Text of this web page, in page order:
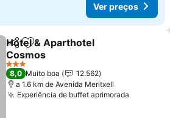
Ver preços
PartilharAdicionar aos favoritos
Hotel & Aparthotel
Cosmos
Ver preços
3 Estrelas
8,0 Muito boa
12.562
a 1.6 km de Avenida Meritxell
Experiência de buffet aprimorada